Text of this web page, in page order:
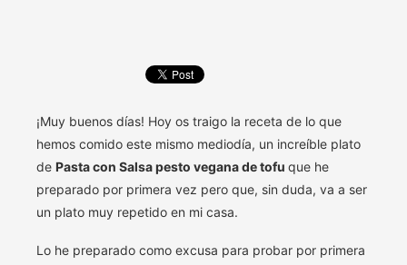
¡Muy buenos días! Hoy os traigo la receta de lo que
hemos comido este mismo mediodía, un increíble plato
de Pasta con Salsa pesto vegana de tofu que he
preparado por primera vez pero que, sin duda, va a ser
un plato muy repetido en mi casa.
Lo he preparado como excusa para probar por primera